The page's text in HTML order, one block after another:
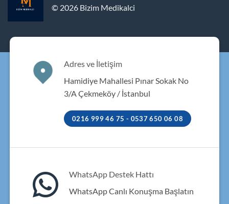
© 2026 Bizim Medikalci
Adres ve İletişim
Hamidiye Mahallesi Pınar Sokak No
3/A Çekmeköy / İstanbul
0216 999 46 75 - 0537 650 06 08
WhatsApp Destek Hattı
WhatsApp Canlı Konuşma Başlatın